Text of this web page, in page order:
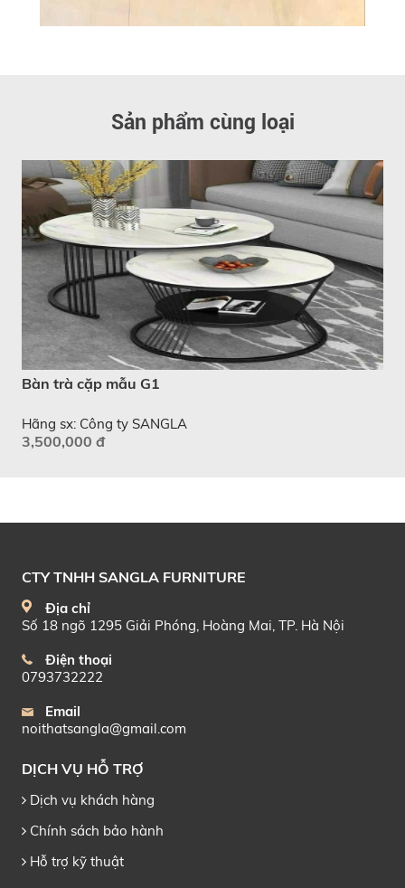
Sản phẩm cùng loại
Bàn trà cặp mẫu G1
Hãng sx: Công ty SANGLA
3,500,000 đ
CTY TNHH SANGLA FURNITURE
Địa chỉ
Số 18 ngõ 1295 Giải Phóng, Hoàng Mai, TP. Hà Nội
Điện thoại
0793732222
Email
noithatsangla@gmail.com
DỊCH VỤ HỖ TRỢ
Dịch vụ khách hàng
Chính sách bảo hành
Hỗ trợ kỹ thuật